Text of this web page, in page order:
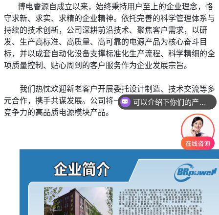
博电睿源自成立以来，始终秉持用户至上的企业理念，恪
守求新、求实、求精的企业精神。依托完善的科学管理体系与
持续的技术创新，公司深耕前沿技术、聚焦客户需求，以研
发、生产高标准、高质量、高可靠的电源产品为核心奋斗目
标，并以成套自动化设备支撑标准化生产流程、科学精细的全
项质量控制、贴心周到的客户服务作为企业发展宗旨。
我们热忱欢迎新老客户开展委托设计制造、技术交流等多
元合作，携手共谋发展。公司将一如既往为客户提供极具市场
竞争力的高品质电源模块产品。